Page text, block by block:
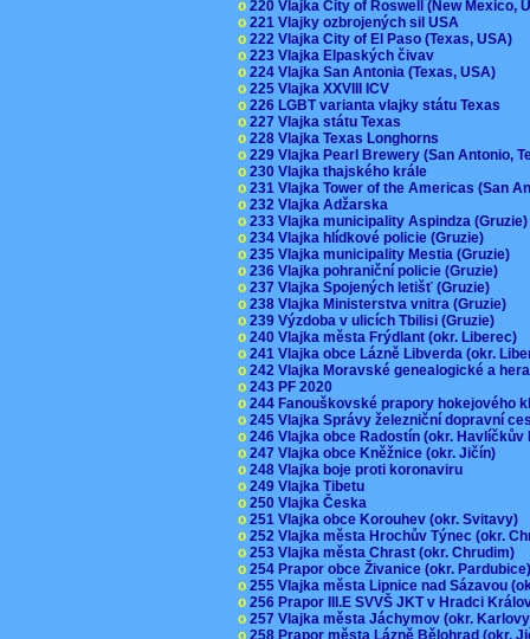
o 220 Vlajka City of Roswell (New Mexico,
o 221 Vlajky ozbrojených sil USA
o 222 Vlajka City of El Paso (Texas, USA)
o 223 Vlajka Elpaských čivav
o 224 Vlajka San Antonia (Texas, USA)
o 225 Vlajka XXVIII ICV
o 226 LGBT varianta vlajky státu Texas
o 227 Vlajka státu Texas
o 228 Vlajka Texas Longhorns
o 229 Vlajka Pearl Brewery (San Antonio,
o 230 Vlajka thajského krále
o 231 Vlajka Tower of the Americas (San
o 232 Vlajka Adžarska
o 233 Vlajka municipality Aspindza
o 234 Vlajka hlídkové policie (Gruzie)
o 235 Vlajka municipality Mestia (Gruzie)
o 236 Vlajka pohraniční policie (Gruzie)
o 237 Vlajka Spojených letišť (Gruzie)
o 238 Vlajka Ministerstva vnitra (Gruzie)
o 239 Výzdoba v ulicích Tbilisi (Gruzie)
o 240 Vlajka města Frýdlant (okr. Liberec)
o 241 Vlajka obce Lázně Libverda (okr.
o 242 Vlajka Moravské genealogické a
o 243 PF 2020
o 244 Fanouškovské prapory hokejového
o 245 Vlajka Správy železniční dopravní
o 246 Vlajka obce Radostín (okr.
o 247 Vlajka obce Kněžnice (okr. Jičín)
o 248 Vlajka boje proti koronaviru
o 249 Vlajka Tibetu
o 250 Vlajka Česka
o 251 Vlajka obce Korouhev (okr. Svitavy)
o 252 Vlajka města Hrochův Týnec (okr.
o 253 Vlajka města Chrast (okr. Chrudim)
o 254 Prapor obce Živanice (okr.
o 255 Vlajka města Lipnice nad Sázavou
o 256 Prapor III.E SVVŠ JKT v Hradci
o 257 Vlajka města Jáchymov (okr.
o 258 Prapor města Lázně Bělohrad (okr.